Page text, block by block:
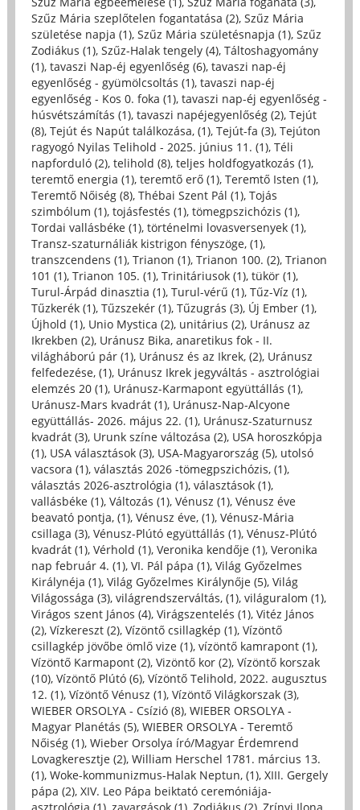
Szűz Mária szeplőtelen fogantatása (2), Szűz Mária
születése napja (1), Szűz Mária születésnapja (1), Szűz
Zodiákus (1), Szűz-Halak tengely (4), Táltoshagyomány
(1), tavaszi Nap-éj egyenlőség (6), tavaszi nap-éj
egyenlőség - gyümölcsoltás (1), tavaszi nap-éj
egyenlőség - Kos 0. foka (1), tavaszi nap-éj egyenlőség -
húsvétszámítás (1), tavaszi napéjegyenlőség (2), Tejút
(8), Tejút és Napút találkozása, (1), Tejút-fa (3), Tejúton
ragyogó Nyilas Telihold - 2025. június 11. (1), Téli
napforduló (2), telihold (8), teljes holdfogyatkozás (1),
teremtő energia (1), teremtő erő (1), Teremtő Isten (1),
Teremtő Nőiség (8), Thébai Szent Pál (1), Tojás
szimbólum (1), tojásfestés (1), tömegpszichózis (1),
Tordai vallásbéke (1), történelmi lovasversenyek (1),
Transz-szaturnáliák kistrigon fényszöge, (1),
transzcendens (1), Trianon (1), Trianon 100. (2), Trianon
101 (1), Trianon 105. (1), Trinitáriusok (1), tükör (1),
Turul-Árpád dinasztia (1), Turul-vérű (1), Tűz-Víz (1),
Tűzkerék (1), Tűzszekér (1), Tűzugrás (3), Új Ember (1),
Újhold (1), Unio Mystica (2), unitárius (2), Uránusz az
Ikrekben (2), Uránusz Bika, anaretikus fok - II.
világháború pár (1), Uránusz és az Ikrek, (2), Uránusz
felfedezése, (1), Uránusz Ikrek jegyváltás - asztrológiai
elemzés 20 (1), Uránusz-Karmapont együttállás (1),
Uránusz-Mars kvadrát (1), Uránusz-Nap-Alcyone
együttállás- 2026. május 22. (1), Uránusz-Szaturnusz
kvadrát (3), Urunk színe változása (2), USA horoszkópja
(1), USA választások (3), USA-Magyarország (5), utolsó
vacsora (1), választás 2026 -tömegpszichózis, (1),
választás 2026-asztrológia (1), választások (1),
vallásbéke (1), Változás (1), Vénusz (1), Vénusz éve
beavató pontja, (1), Vénusz éve, (1), Vénusz-Mária
csillaga (3), Vénusz-Plútó együttállás (1), Vénusz-Plútó
kvadrát (1), Vérhold (1), Veronika kendője (1), Veronika
nap február 4. (1), VI. Pál pápa (1), Világ Győzelmes
Királynéja (1), Világ Győzelmes Királynője (5), Világ
Világossága (3), világrendszerváltás, (1), világuralom (1),
Virágos szent János (4), Virágszentelés (1), Vitéz János
(2), Vízkereszt (2), Vízöntő csillagkép (1), Vízöntő
csillagkép jövőbe ömlő vize (1), vízöntő kamrapont (1),
Vízöntő Karmapont (2), Vizöntő kor (2), Vízöntő korszak
(10), Vízöntő Plútó (6), Vízöntő Telihold, 2022. augusztus
12. (1), Vízöntő Vénusz (1), Vízöntő Világkorszak (3),
WIEBER ORSOLYA - Csízió (8), WIEBER ORSOLYA -
Magyar Planétás (5), WIEBER ORSOLYA - Teremtő
Nőiség (1), Wieber Orsolya író/Magyar Érdemrend
Lovagkeresztje (2), William Herschel 1781. március 13.
(1), Woke-kommunizmus-Halak Neptun, (1), XIII. Gergely
pápa (2), XIV. Leo Pápa beiktató ceremóniája-